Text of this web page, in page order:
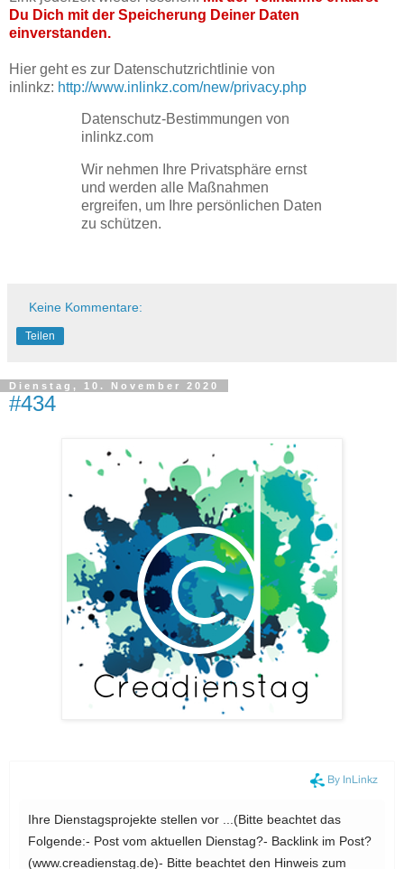
Du Dich mit der Speicherung Deiner Daten
einverstanden.
Hier geht es zur Datenschutzrichtlinie von
inlinkz: http://www.inlinkz.com/new/privacy.php
Datenschutz-Bestimmungen von
inlinkz.com
Wir nehmen Ihre Privatsphäre ernst
und werden alle Maßnahmen
ergreifen, um Ihre persönlichen Daten
zu schützen.
Keine Kommentare:
Teilen
Dienstag, 10. November 2020
#434